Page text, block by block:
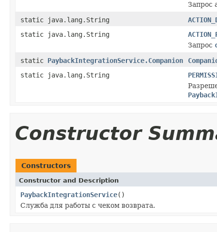
Запрос
static java.lang.String
static java.lang.String
Запрос
static PaybackIntegrationService.Companion
static java.lang.String
Constructor
Constructors
Constructor and Description
PaybackIntegrationService()
Служба для работы с чеком возврата.